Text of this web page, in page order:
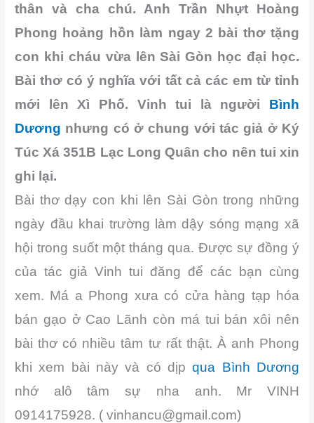
thân và cha chú. Anh Trần Nhựt Hoàng
Phong hoảng hồn làm ngay 2 bài thơ tặng
con khi cháu vừa lên Sài Gòn học đại học.
Bài thơ có ý nghĩa với tất cả các em từ tỉnh
mới lên Xì Phố. Vinh tui là người Bình
Dương nhưng có ở chung với tác giả ở Ký
Túc Xá 351B Lạc Long Quân cho nên tui xin
ghi lại.
Bài thơ dạy con khi lên Sài Gòn trong những
ngày đầu khai trường làm dậy sóng mạng xã
hội trong suốt một tháng qua. Được sự đồng ý
của tác giả Vinh tui đăng để các bạn cùng
xem. Má a Phong xưa có cửa hàng tạp hóa
bán gạo ở Cao Lãnh còn má tui bán xôi nên
bài thơ có nhiều tâm tư rất thật. À anh Phong
khi xem bài này và có dịpqua Bình Dương
nhớ alô tâm sự nha anh. Mr VINH
0914175928. (vinhancu@gmail.com)